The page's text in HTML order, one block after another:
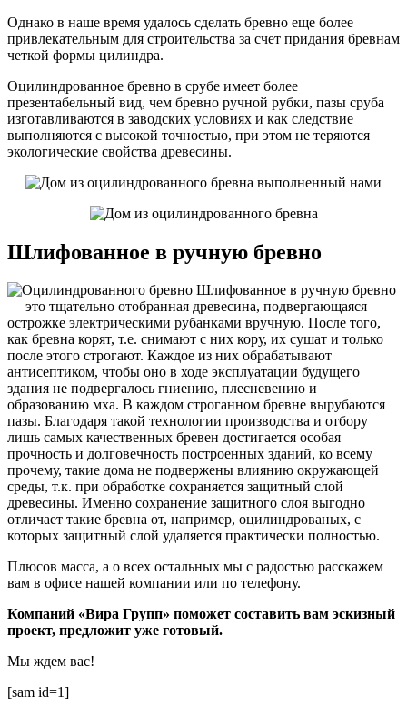
Однако в наше время удалось сделать бревно еще более
привлекательным для строительства за счет придания бревнам
четкой формы цилиндра.
Оцилиндрованное бревно в срубе имеет более
презентабельный вид, чем бревно ручной рубки, пазы сруба
изготавливаются в заводских условиях и как следствие
выполняются с высокой точностью, при этом не теряются
экологические свойства древесины.
Шлифованное в ручную бревно
Шлифованное в ручную бревно
— это тщательно отобранная древесина, подвергающаяся
острожке электрическими рубанками вручную. После того,
как бревна корят, т.е. снимают с них кору, их сушат и только
после этого строгают. Каждое из них обрабатывают
антисептиком, чтобы оно в ходе эксплуатации будущего
здания не подвергалось гниению, плесневению и
образованию мха. В каждом строганном бревне вырубаются
пазы. Благодаря такой технологии производства и отбору
лишь самых качественных бревен достигается особая
прочность и долговечность построенных зданий, ко всему
прочему, такие дома не подвержены влиянию окружающей
среды, т.к. при обработке сохраняется защитный слой
древесины. Именно сохранение защитного слоя выгодно
отличает такие бревна от, например, оцилиндрованых, с
которых защитный слой удаляется практически полностью.
Плюсов масса, а о всех остальных мы с радостью расскажем
вам в офисе нашей компании или по телефону.
Компаний «Вира Групп» поможет составить вам эскизный
проект, предложит уже готовый.
Мы ждем вас!
[sam id=1]